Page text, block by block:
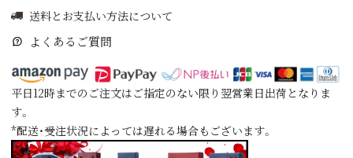
送料とお支払い方法について
よくあるご質問
平日12時までのご注文はご指定のない限り翌営業日出荷となりま
す。
*配送・受注状況によっては遅れる場合もございます。